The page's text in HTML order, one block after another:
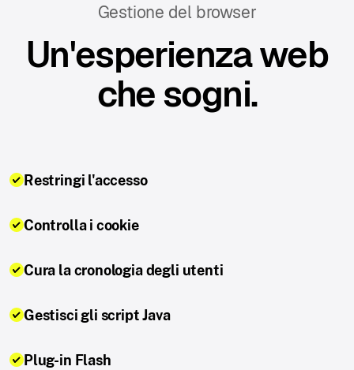
Gestione del browser
Un'esperienza web
che sogni.
Restringi l'accesso
Controlla i cookie
Cura la cronologia degli utenti
Gestisci gli script Java
Plug-in Flash